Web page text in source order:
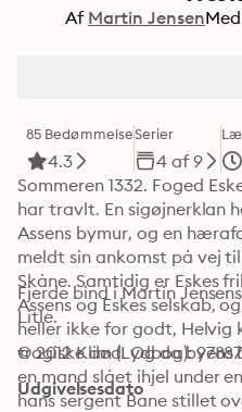
Af Martin JensenMed
85 Bedømmelse
4.3
Serier
4 af 9
Sommeren 1332. Foged
har travlt. En sigøjnerklan
Assens bymur, og en
meldt sin ankomst på vej
Skåne. Samtidig er Eskes
Assens og Eskes selskab,
heller ikke for godt, Helvig
tragiske død. Og da
en mand slået ihjel under
hans sergent Bane stillet
Fjerde bind i Martin
Litle.
© 2012 Klim (Lydbog):
Udgivelsesdato